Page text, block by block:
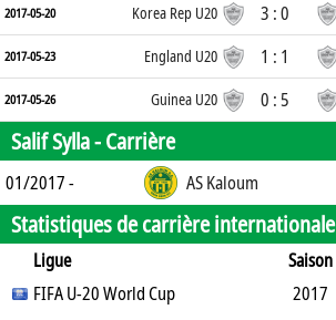
2017-05-20 Korea Rep U20 3 : 0
2017-05-23 England U20 1 : 1
2017-05-26 Guinea U20 0 : 5
Salif Sylla -Carrière
01/2017 - AS Kaloum
Statistiques de carrière internationale
Ligue Saison
SO
B B CR
FIFA U-20 World Cup 2017